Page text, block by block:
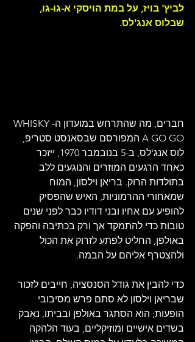
לביץ' בויז, על במת הויסקי א-גו-גו,
שבלוס אנג'לס.
חברים, מה שהתרחש במועדון ה-WHISKY
A GO GO המפורסם שבסאנסט סטריפ,
לוס אנג'לס, ב-5 בנובמבר 1970, ייזכר
כאחד הרגעים המוזרים והנוגעים ללב
בתולדות הרוק. בריאן וילסון, המוח
שמאחורי ההרמוניות, האיש שהפסיק
להופיע עם אחיו ובני דודיו כבר לפני שנים
טובות כדי להתמקד אך ורק בכתיבה והפקה
באולפן, החליט לפתע לזרוק את הכול
ולהצטרף אליהם על הבמה.
כדי להבין את גודל הסנסציה, חייבים לזכור
שבריאן וילסון לא סתם פרש מסיבובי
הופעות; הוא הסתגר באולפן ובביתו, נאבק
בשדים אישיים ומוזיקליים, בעוד הלהקה